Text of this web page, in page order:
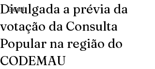
Geral
Divulgada a prévia da
votação da Consulta
Popular na região do
CODEMAU